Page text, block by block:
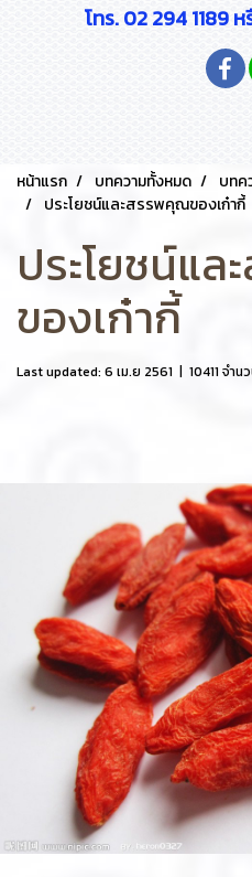
โทร. 02 294 1189
หน้าแรก บทความทั้งหมด
บทค
ประโยชน์และสรรพคุณของเก๋ากี้
ประโยชน์แ
ของเก๋ากี้
Last updated: 6 เม.ย 2561 | 10411 จำน